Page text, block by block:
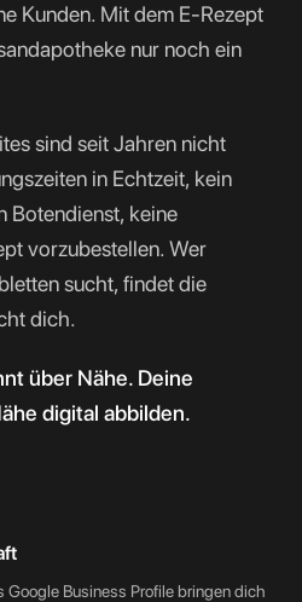
Kunden. Mit dem E-Rezept
nur noch ein
sind seit Jahren nicht
in Echtzeit, kein
Botendienst, keine
vorzubestellen. Wer
sucht, findet die
dich.
über Nähe. Deine
digital abbilden.
Google Business Profile bringen dich